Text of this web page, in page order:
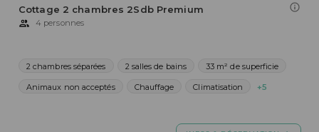
Cottage 2 chambres 2Sdb Premium
4 personnes
2 chambres séparées 2 salles de bains 33 m² de superficie
Animaux non acceptés Chauffage Climatisation +5